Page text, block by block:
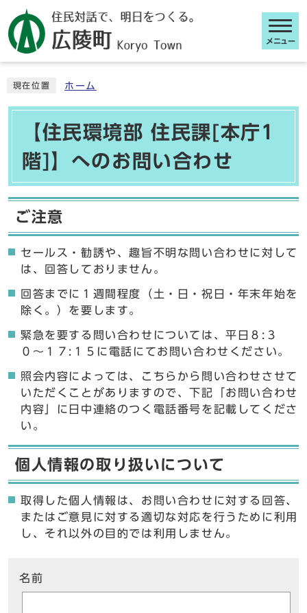
メニュー
現在位置 ホーム
【住民環境部 住民課[本庁1
階]】へのお問い合わせ
ご注意
セールス・勧誘や、趣旨不明な問い合わせに対して
は、回答しておりません。
回答までに１週間程度（土・日・祝日・年末年始を
除く。）を要します。
緊急を要する問い合わせについては、平日８:３
０〜１７:１５に電話にてお問い合わせください。
照会内容によっては、こちらから問い合わせさせて
いただくことがありますので、下記「お問い合わせ
内容」に日中連絡のつく電話番号を記載してくださ
い。
個人情報の取り扱いについて
取得した個人情報は、お問い合わせに対する回答、
またはご意見に対する適切な対応を行うために利用
し、それ以外の目的では利用しません。
名前